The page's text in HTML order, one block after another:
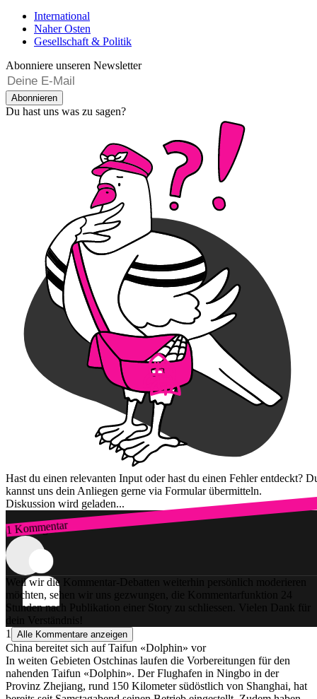
International
Naher Osten
Gesellschaft & Politik
Abonniere unseren Newsletter
Abonnieren
Du hast uns was zu sagen?
Hast du einen relevanten Input oder hast du einen Fehler entdeckt?
kannst uns dein Anliegen gerne via Formular übermitteln.
Diskussion wird geladen...
1 Kommentar
Zum Login
Weil wir die Kommentar-Debatten weiterhin persönlich moderieren
möchten, sehen wir uns gezwungen, die Kommentarfunktion 24
Stunden nach Publikation einer Story zu schliessen. Vielen Dank für
dein Verständnis!
1
Alle Kommentare anzeigen
China bereitet sich auf Taifun «Dolphin» vor
In weiten Gebieten Ostchinas laufen die Vorbereitungen für den
nahenden Taifun «Dolphin». Der Flughafen in Ningbo in der
Provinz Zhejiang, rund 150 Kilometer südöstlich von Shanghai, hat